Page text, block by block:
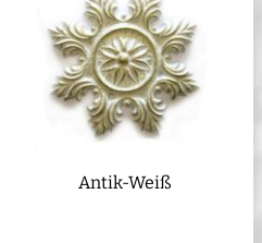
Antik-Weiß